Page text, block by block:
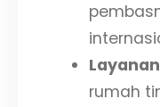
rumah